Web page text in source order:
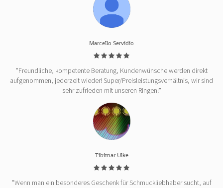
Marcello Servidio
"Freundliche, kompetente Beratung, Kundenwünsche werden direkt
aufgenommen, jederzeit wieder! Super/Preisleistungsverhältnis, wir sind
sehr zufrieden mit unseren Ringen!"
Tibimar Ulke
"Wenn man ein besonderes Geschenk für Schmuckliebhaber sucht, auf